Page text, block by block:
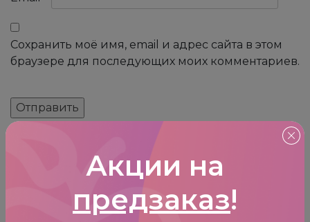
Акции на
предзаказ!
Сохранить моё имя, email и адрес сайта в этом
браузере для последующих моих комментариев.
Участок для посадки лучше выбрать с
притенением. Если же растение высаживается
на солнце, необходимо регулярно поливать его